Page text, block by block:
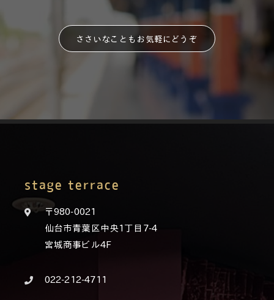
ささいなこともお気軽にどうぞ
stage terrace
〒980-0021
仙台市青葉区中央1丁目7-4
宮城商事ビル4F
022-212-4711